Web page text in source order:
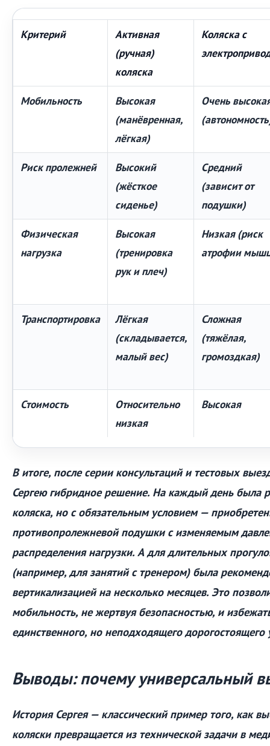
Критерий
Активная
(ручная)
коляска
Коляска с
Мобильность
Высокая
(манёвренная,
лёгкая)
Очень
Риск пролежней
Высокий
(жёсткое
сиденье)
Средний
(зависит от
подушки)
Физическая
нагрузка
Высокая
(тренировка
рук и плеч)
Низкая (риск
атрофии
Транспортировка
Лёгкая
(складывается,
малый вес)
Сложная
(тяжёлая,
громоздкая)
Стоимость
Относительно
низкая
Высокая
В итоге, после серии консультаций и тестовых
Сергею гибридное решение. На каждый день была
коляска, но с обязательным условием —
противопролежневой подушки с изменяемым
распределения нагрузки. А для длительных
(например, для занятий с тренером) была
вертикализацией на несколько месяцев. Это
мобильность, не жертвуя безопасностью, и
единственного, но неподходящего дорогостоящего
Выводы: почему универсальный
История Сергея — классический пример того, как
коляски превращается из технической задачи в